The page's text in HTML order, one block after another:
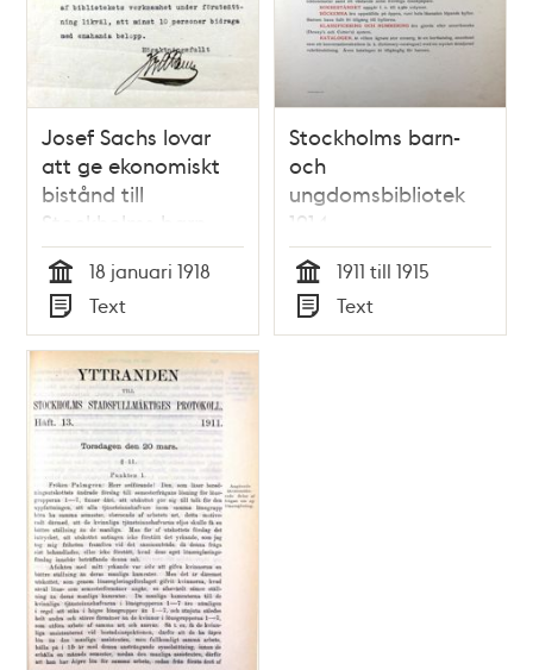
Josef Sachs lovar
att ge ekonomiskt
bistånd till
Stockholms barn-
och
ungdomsbibliotek
1918
Tid
18 januari 1918
Typ
Text
Stockholms barn-
och
ungdomsbibliotek
1914
Tid
1911 till 1915
Typ
Text